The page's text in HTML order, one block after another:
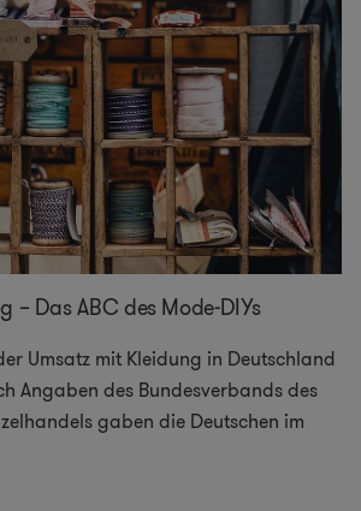
– Das ABC des Mode-DIYs
Umsatz mit Kleidung in Deutschland
Angaben des Bundesverbands des
gaben die Deutschen im